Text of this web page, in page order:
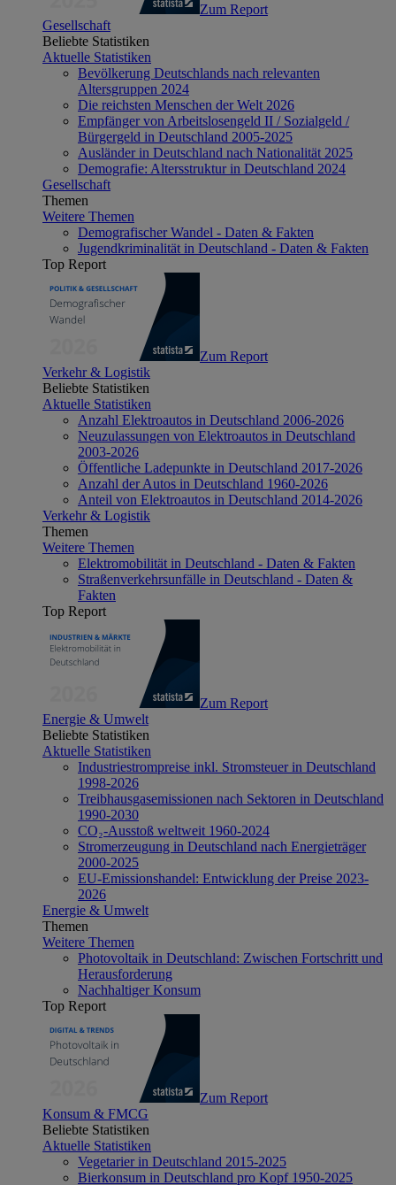
Zum Report
Gesellschaft
Beliebte Statistiken
Aktuelle Statistiken
Bevölkerung Deutschlands nach relevanten
Altersgruppen 2024
Die reichsten Menschen der Welt 2026
Empfänger von Arbeitslosengeld II / Sozialgeld /
Bürgergeld in Deutschland 2005-2025
Ausländer in Deutschland nach Nationalität 2025
Demografie: Altersstruktur in Deutschland 2024
Gesellschaft
Themen
Weitere Themen
Demografischer Wandel - Daten & Fakten
Jugendkriminalität in Deutschland - Daten & Fakten
Top Report
Zum Report
Verkehr & Logistik
Beliebte Statistiken
Aktuelle Statistiken
Anzahl Elektroautos in Deutschland 2006-2026
Neuzulassungen von Elektroautos in Deutschland
2003-2026
Öffentliche Ladepunkte in Deutschland 2017-2026
Anzahl der Autos in Deutschland 1960-2026
Anteil von Elektroautos in Deutschland 2014-2026
Verkehr & Logistik
Themen
Weitere Themen
Elektromobilität in Deutschland - Daten & Fakten
Straßenverkehrsunfälle in Deutschland - Daten &
Fakten
Top Report
Zum Report
Energie & Umwelt
Beliebte Statistiken
Aktuelle Statistiken
Industriestrompreise inkl. Stromsteuer in Deutschland
1998-2026
Treibhausgasemissionen nach Sektoren in Deutschland
1990-2030
CO₂-Ausstoß weltweit 1960-2024
Stromerzeugung in Deutschland nach Energieträger
2000-2025
EU-Emissionshandel: Entwicklung der Preise 2023-
2026
Energie & Umwelt
Themen
Weitere Themen
Photovoltaik in Deutschland: Zwischen Fortschritt und
Herausforderung
Nachhaltiger Konsum
Top Report
Zum Report
Konsum & FMCG
Beliebte Statistiken
Aktuelle Statistiken
Vegetarier in Deutschland 2015-2025
Bierkonsum in Deutschland pro Kopf 1950-2025